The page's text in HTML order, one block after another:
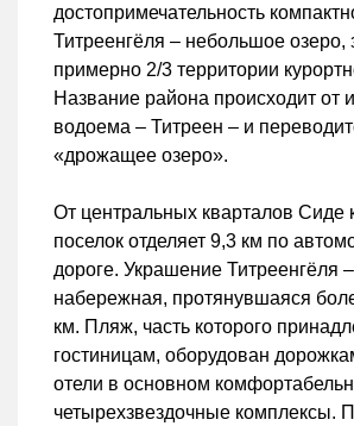
достопримечательность
Титреенгёля – небольшое
примерно 2/3 территории
Название района происходит от
водоема – Титреен – и
«дрожащее озеро».
От центральных кварталов Сиде
поселок отделяет 9,3 км по
дороге. Украшение Титреенгёля
набережная, протянувшаяся
км. Пляж, часть которого
гостиницам, оборудован
отели в основном
четырехзвездочные комплексы.